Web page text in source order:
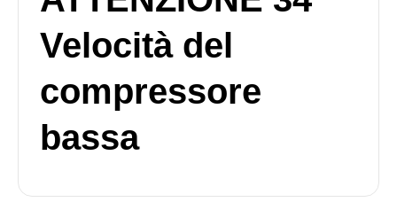
Velocità del
compressore
bassa